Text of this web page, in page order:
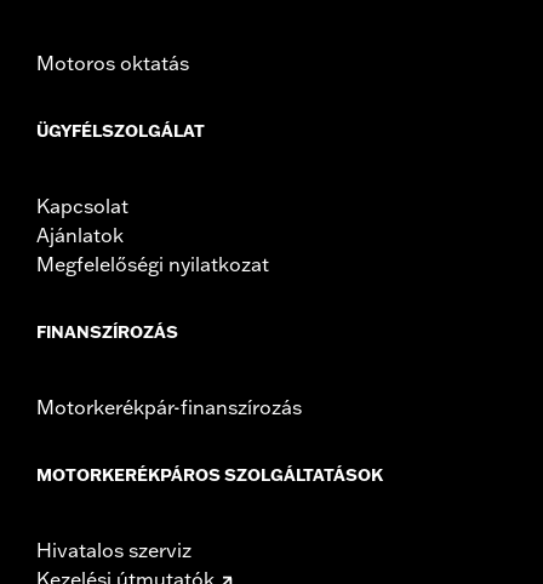
Motoros oktatás
ÜGYFÉLSZOLGÁLAT
Kapcsolat
Ajánlatok
Megfelelőségi nyilatkozat
FINANSZÍROZÁS
Motorkerékpár-finanszírozás
MOTORKERÉKPÁROS SZOLGÁLTATÁSOK
Hivatalos szerviz
Kezelési útmutatók